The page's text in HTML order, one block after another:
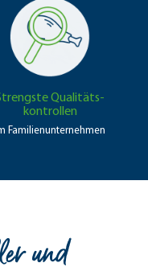
Qualitäts­
kontrollen
Familien­unter­nehmen
und